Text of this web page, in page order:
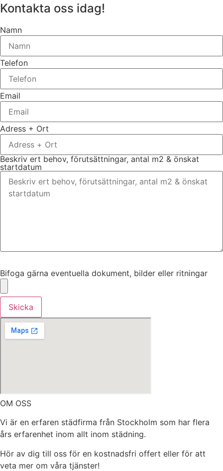
Kontakta oss idag!
Namn
Telefon
Email
Adress + Ort
Beskriv ert behov, förutsättningar, antal m2 & önskat
startdatum
Bifoga gärna eventuella dokument, bilder eller ritningar
Skicka
OM OSS
Vi är en erfaren städfirma från Stockholm som har flera
års erfarenhet inom allt inom städning.
Hör av dig till oss för en kostnadsfri offert eller för att
veta mer om våra tjänster!